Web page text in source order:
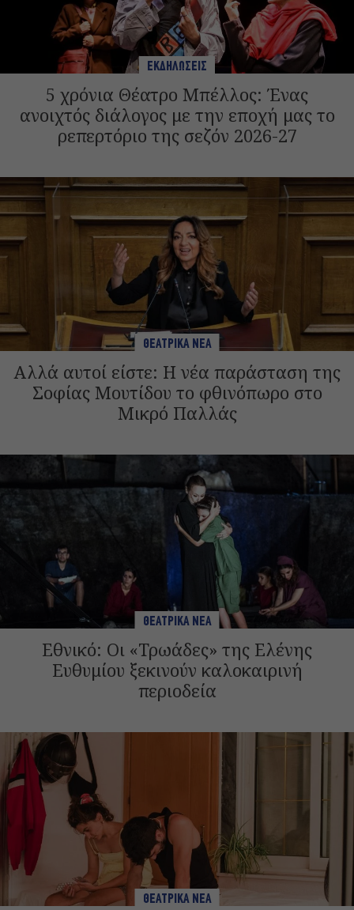
ΕΚΔΗΛΩΣΕΙΣ
5 χρόνια Θέατρο Μπέλλος: Ένας
ανοιχτός διάλογος με την εποχή μας το
ρεπερτόριο της σεζόν 2026-27
ΘΕΑΤΡΙΚΑ ΝΕΑ
Αλλά αυτοί είστε: Η νέα παράσταση της
Σοφίας Μουτίδου το φθινόπωρο στο
Μικρό Παλλάς
ΘΕΑΤΡΙΚΑ ΝΕΑ
Εθνικό: Οι «Τρωάδες» της Ελένης
Ευθυμίου ξεκινούν καλοκαιρινή
περιοδεία
ΘΕΑΤΡΙΚΑ ΝΕΑ